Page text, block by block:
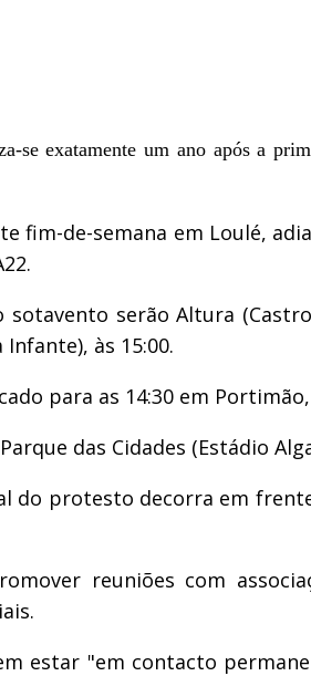
se exatamente um ano após a
fim-de-semana em Loulé,
serão Altura
às 15:00.
para as 14:30 em
das Cidades (Estádio
do protesto decorra em
reuniões com
estar "em contacto